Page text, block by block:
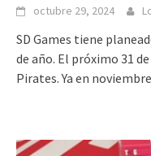
octubre 29, 2024
SD Games tiene
de año. El próximo 31
Pirates. Ya en